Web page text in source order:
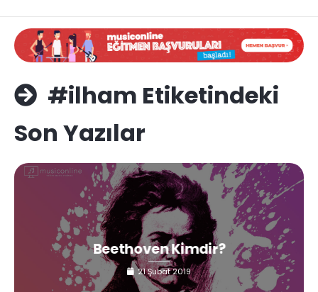
#ilham Etiketindeki
Son Yazılar
Beethoven Kimdir?
21 Şubat 2019